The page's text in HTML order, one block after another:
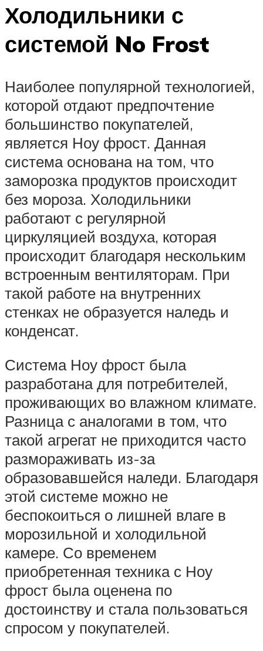
Холодильники с
системой No Frost
Наиболее популярной технологией,
которой отдают предпочтение
большинство покупателей,
является Ноу фрост. Данная
система основана на том, что
заморозка продуктов происходит
без мороза. Холодильники
работают с регулярной
циркуляцией воздуха, которая
происходит благодаря нескольким
встроенным вентиляторам. При
такой работе на внутренних
стенках не образуется наледь и
конденсат.
Система Ноу фрост была
разработана для потребителей,
проживающих во влажном климате.
Разница с аналогами в том, что
такой агрегат не приходится часто
размораживать из-за
образовавшейся наледи. Благодаря
этой системе можно не
беспокоиться о лишней влаге в
морозильной и холодильной
камере. Со временем
приобретенная техника с Ноу
фрост была оценена по
достоинству и стала пользоваться
спросом у покупателей.